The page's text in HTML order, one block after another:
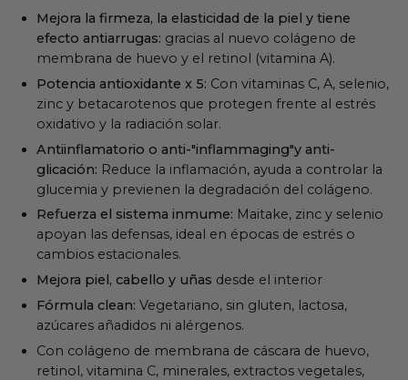
Mejora la firmeza, la elasticidad de la piel y tiene
efecto antiarrugas: gracias al nuevo colágeno de
membrana de huevo y el retinol (vitamina A).
Potencia antioxidante x 5: Con vitaminas C, A, selenio,
zinc y betacarotenos que protegen frente al estrés
oxidativo y la radiación solar.
Antiinflamatorio o anti-"inflammaging"y anti-
glicación: Reduce la inflamación, ayuda a controlar la
glucemia y previenen la degradación del colágeno.
Refuerza el sistema inmume: Maitake, zinc y selenio
apoyan las defensas, ideal en épocas de estrés o
cambios estacionales.
Mejora piel, cabello y uñas desde el interior
Fórmula clean: Vegetariano, sin gluten, lactosa,
azúcares añadidos ni alérgenos.
Con colágeno de membrana de cáscara de huevo,
retinol, vitamina C, minerales, extractos vegetales,